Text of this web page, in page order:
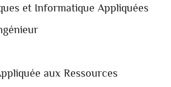
et Informatique Appliquées
aux Ressources